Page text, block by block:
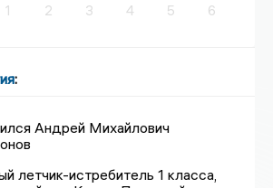
1 2 3 4 5 6
:
Андрей Михайлович
летчик-истребитель 1 класса,